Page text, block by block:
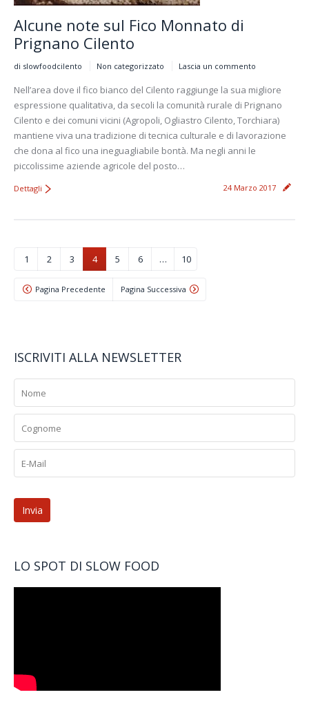
Alcune note sul Fico Monnato di
Prignano Cilento
di slowfoodcilento Non categorizzato Lascia un commento
Nell’area dove il fico bianco del Cilento raggiunge la sua migliore
espressione qualitativa, da secoli la comunità rurale di Prignano
Cilento e dei comuni vicini (Agropoli, Ogliastro Cilento, Torchiara)
mantiene viva una tradizione di tecnica culturale e di lavorazione
che dona al fico una ineguagliabile bontà. Ma negli anni le
piccolissime aziende agricole del posto…
24 Marzo 2017
Dettagli
1 2 3 4 5 6 … 10
Pagina Precedente Pagina Successiva
ISCRIVITI ALLA NEWSLETTER
LO SPOT DI SLOW FOOD